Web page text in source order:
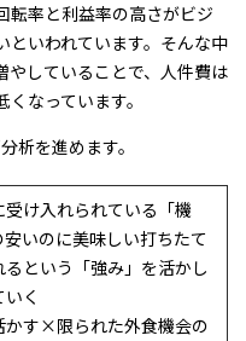
転率と利益率の高さがビジ
といわれています。そんな中
やしていることで、人件費は
なっています。
析を進めます。
け入れられている「機
いのに美味しい打ちたて
という「強み」を活かし
く
かす×限られた外食機会の